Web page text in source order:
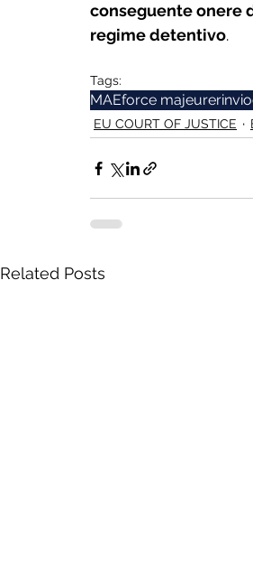
conseguente onere
regime detentivo.
Tags:
MAEforce majeurerinvio
EU COURT OF JUSTICE
Related Posts